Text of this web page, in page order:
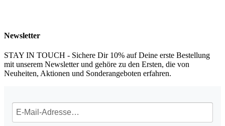
Newsletter
STAY IN TOUCH - Sichere Dir 10% auf Deine erste Bestellung
mit unserem Newsletter und gehöre zu den Ersten, die von
Neuheiten, Aktionen und Sonderangeboten erfahren.